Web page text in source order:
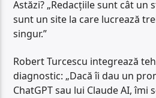
Astăzi? „Redacțiile sunt cât un
sunt un site la care lucrează
singur.”
Robert Turcescu integrează
diagnostic: „Dacă îi dau un
ChatGPT sau lui Claude AI, îmi